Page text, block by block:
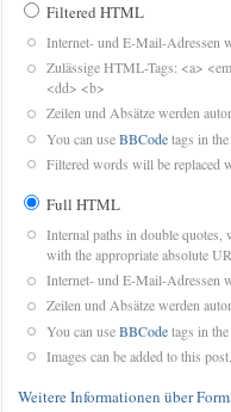
Filtered HTML
Internet- und E-Mail-Adressen
Zulässige HTML-Tags: <a>
<dd> <b>
Zeilen und Absätze werden
You can useBBCodetags in
Filtered words will be replaced
Full HTML
Internal paths in double quotes,
with the appropriate absolute
Internet- und E-Mail-Adressen
Zeilen und Absätze werden
You can useBBCodetags in
Images can be added to this post.
Weitere Informationen über